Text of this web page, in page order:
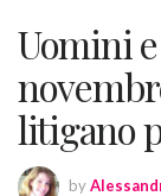
Uomini
litigano
by